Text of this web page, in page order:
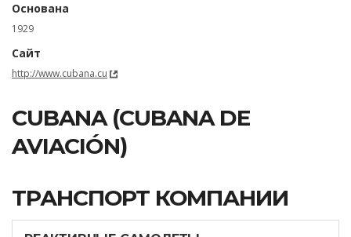
Основана
1929
Сайт
http://www.cubana.cu
CUBANA (CUBANA DE
AVIACIÓN)
ТРАНСПОРТ КОМПАНИИ